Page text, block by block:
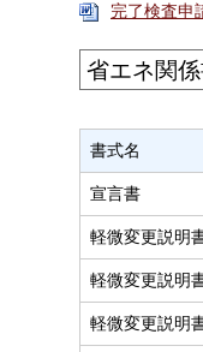
完了検査申
省エネ関
書式名
宣言書
軽微変更説明
軽微変更説明
軽微変更説明